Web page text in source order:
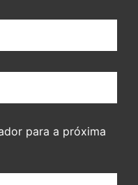
para a próxima